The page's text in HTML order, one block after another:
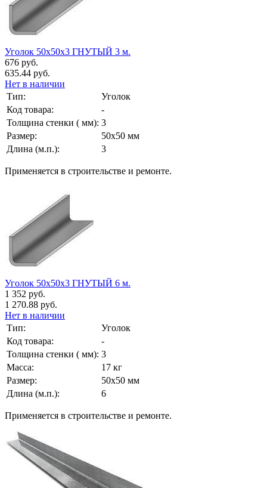
Уголок 50х50х3 ГНУТЫЙ 3 м.
676 руб.
635.44 руб.
Нет в наличии
Тип:
Уголок
Код товара:
-
Толщина стенки ( мм): 3
Размер:
50х50 мм
Длина (м.п.):
3
Применяется в строительстве и ремонте.
Уголок 50х50х3 ГНУТЫЙ 6 м.
1 352 руб.
1 270.88 руб.
Нет в наличии
Тип:
Уголок
Код товара:
-
Толщина стенки ( мм): 3
Масса:
17 кг
Размер:
50х50 мм
Длина (м.п.):
6
Применяется в строительстве и ремонте.